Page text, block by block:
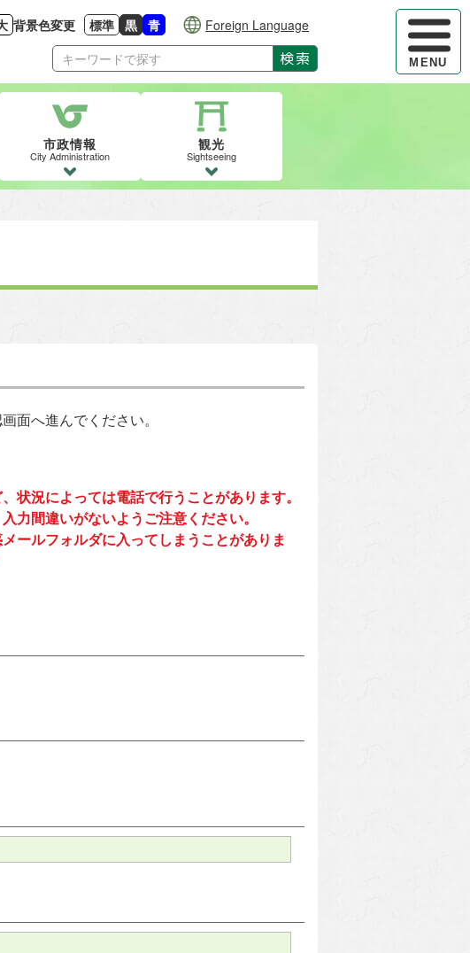
ハンバー
MENU
さをもとの大きさに戻す
を大きくする
背景色変更 標準
背景色の変更：白
黒
背景色の変更：黒
青
背景色の変更：青
Foreign Language
検索
市政情報
City Administration
観光
Sightseeing
面へ進んでください。
状況によっては電話で行うことがあります。
力間違いがないようご注意ください。
ールフォルダに入ってしまうことがありま